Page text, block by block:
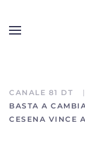
CANALE 81 DT
BASTA A
CESENA VINCE